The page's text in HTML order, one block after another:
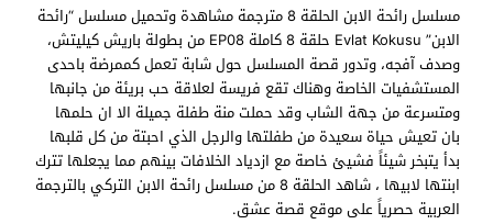
مسلسل رائحة الابن الحلقة 8 مترجمة مشاهدة وتحميل مسلسل “رائحة
الابن” Evlat Kokusu حلقة 8 كاملة EP08 من بطولة باريش كيليتش،
وصدف آفجه، وتدور قصة المسلسل حول شابة تعمل كممرضة باحدى
المستشفيات الخاصة وهناك تقع فريسة لعلاقة حب بريئة من جانبها
ومتسرعة من جهة الشاب وقد حملت منة طفلة جميلة الا ان حلمها
بان تعيش حياة سعيدة من طفلتها والرجل الذي احبتة من كل قلبها
بدأ يتبخر شيئاً فشيئ خاصة مع ازدياد الخلافات بينهم مما يجعلها تترك
ابنتها لابيها ، شاهد الحلقة 8 من مسلسل رائحة الابن التركي بالترجمة
العربية حصرياً على موقع قصة عشق.